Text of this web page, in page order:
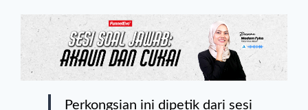
Perkongsian ini dipetik dari sesi